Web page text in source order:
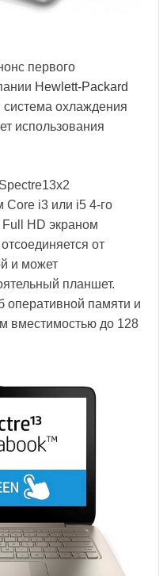
первого
Hewlett-Packard
охлаждения
использования
Core i3 или i5 4-го
HD экраном
от
и может
планшет.
оперативной памяти и
вместимостью до 128